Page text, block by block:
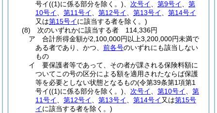
号イ((1)に係る部分を除く。) 次号イ 第9号イ
第
10号イ
第11号イ 第12号イ 第13号イ
第14号イ
又は第15号イに該当する者を除く。)
(8)
次のいずれかに該当する者 114,336円
ア
合計所得金額が2,100,000円以上3,200,000円未満で
ある者であり、かつ、 前各号のいずれにも該当しない
もの
イ
要保護者等であって、その者が課される保険料額に
ついてこの号の区分による額を適用されたならば保護
等を必要としない状態となるもの(令第39条第1項第1
号イ((1)に係る部分を除く。) 次号イ 第10号イ
第
11号イ
第12号イ 第13号イ 第14号イ 又は第15号
イに該当する者を除く。)